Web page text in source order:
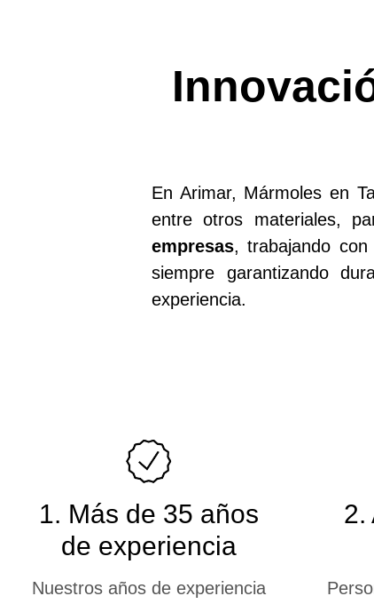
En Arimar, Mármoles en
entre otros materiales,
empresas, trabajando
siempre garantizando
experiencia.
1. Más de 35 años
de experiencia
Nuestros años de experiencia
2.